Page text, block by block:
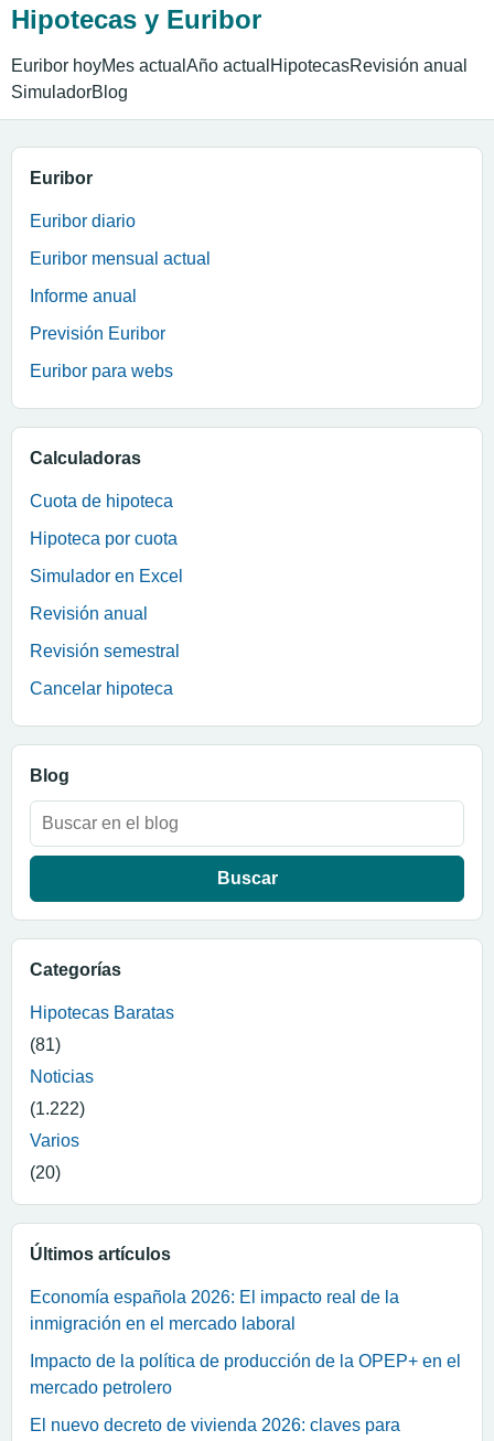
Hipotecas y Euribor
Euribor hoyMes actual Año actual HipotecasRevisión anual
SimuladorBlog
Euribor
Euribor diario
Euribor mensual actual
Informe anual
Previsión Euribor
Euribor para webs
Calculadoras
Cuota de hipoteca
Hipoteca por cuota
Simulador en Excel
Revisión anual
Revisión semestral
Cancelar hipoteca
Blog
Buscar:
Categorías
Hipotecas Baratas
(81)
Noticias
(1.222)
Varios
(20)
Últimos artículos
Economía española 2026: El impacto real de la
inmigración en el mercado laboral
Impacto de la política de producción de la OPEP+ en el
mercado petrolero
El nuevo decreto de vivienda 2026: claves para